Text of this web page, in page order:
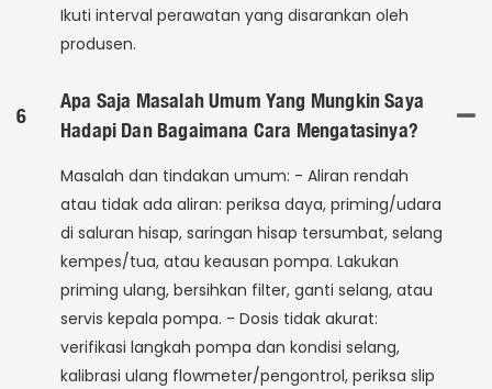
Ikuti interval perawatan yang disarankan oleh
produsen.
6
Apa Saja Masalah Umum Yang Mungkin Saya
Hadapi Dan Bagaimana Cara Mengatasinya?
Masalah dan tindakan umum: - Aliran rendah
atau tidak ada aliran: periksa daya, priming/udara
di saluran hisap, saringan hisap tersumbat, selang
kempes/tua, atau keausan pompa. Lakukan
priming ulang, bersihkan filter, ganti selang, atau
servis kepala pompa. - Dosis tidak akurat:
verifikasi langkah pompa dan kondisi selang,
kalibrasi ulang flowmeter/pengontrol, periksa slip